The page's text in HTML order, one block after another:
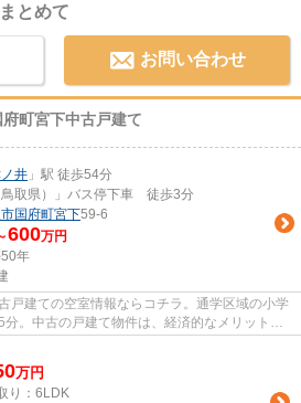
とめて
お問い合わせ
町宮下中古戸建て
井 」駅 徒歩54分
鳥取県）」バス停下車 徒歩3分
国府町宮下59-6
600万円
年
戸建ての空室情報ならコチラ。通学区域の小学
。中古の戸建て物件は、経済的なメリットが
万円
り：6LDK